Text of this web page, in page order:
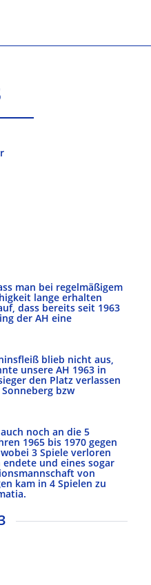
man bei regelmäßigem
lange erhalten
dass bereits seit 1963
der AH eine
blieb nicht aus,
unsere AH 1963 in
den Platz verlassen
bzw
noch an die 5
1965 bis 1970 gegen
3 Spiele verloren
und eines sogar
von
kam in 4 Spielen zu